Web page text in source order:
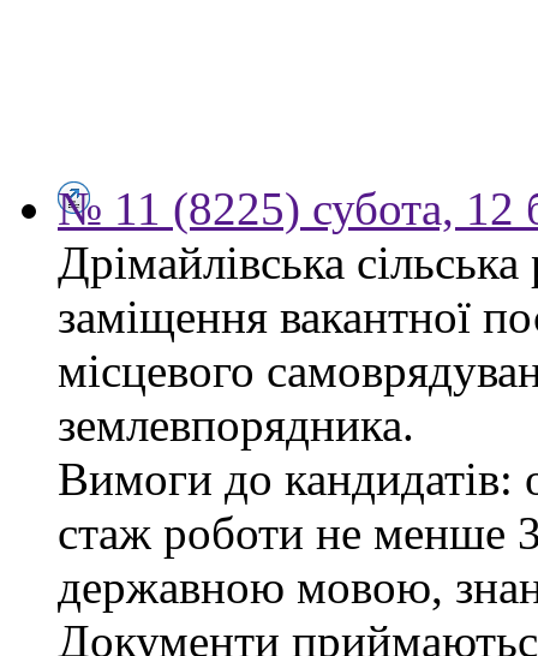
№ 11 (8225) субота, 12
Дрімайлівська
заміщення вакантної
місцевого
землевпорядника.
Вимоги до кандидатів:
стаж роботи не менше
державною мовою,
Документи